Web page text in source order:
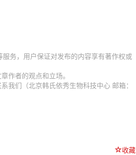
务，用户保证对发布的内容享有著作权或
作者的观点和立场。
我们（北京韩氏依秀生物科技中心 邮箱：
收藏